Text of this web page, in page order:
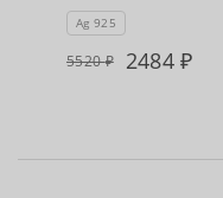
Ag 925
5520 2484